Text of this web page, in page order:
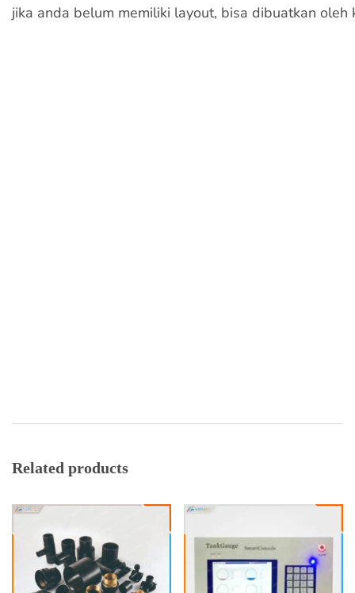
jika anda belum memiliki layout, bisa dibuatkan
Related products